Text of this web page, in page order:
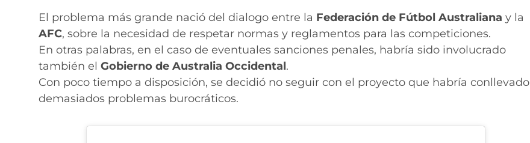
El problema más grande nació del dialogo entre la Federación de Fútbol Australiana y la
AFC, sobre la necesidad de respetar normas y reglamentos para las competiciones.
En otras palabras, en el caso de eventuales sanciones penales, habría sido involucrado
también el Gobierno de Australia Occidental.
Con poco tiempo a disposición, se decidió no seguir con el proyecto que habría conllevado
demasiados problemas burocráticos.